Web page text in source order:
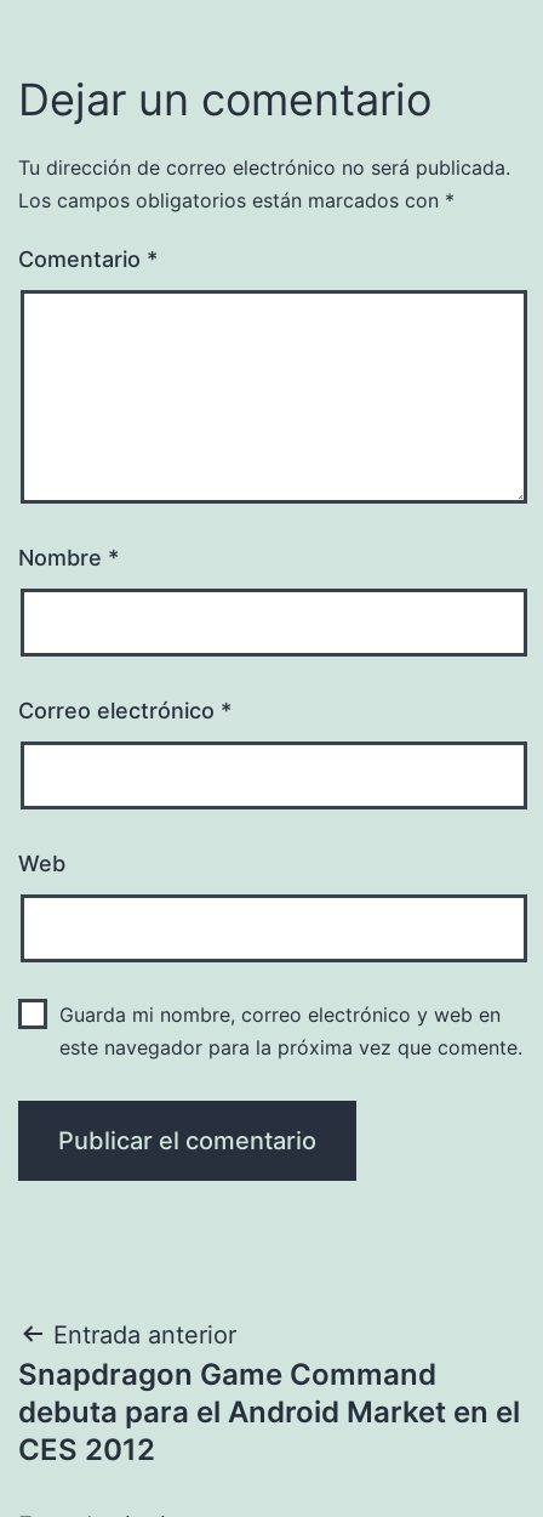
Dejar un comentario
Tu dirección de correo electrónico no será publicada.
Los campos obligatorios están marcados con *
Comentario *
Nombre *
Correo electrónico *
Web
Guarda mi nombre, correo electrónico y web en
este navegador para la próxima vez que comente.
Navegación
de
entradas
Entrada anterior
Snapdragon Game Command
debuta para el Android Market en el
CES 2012